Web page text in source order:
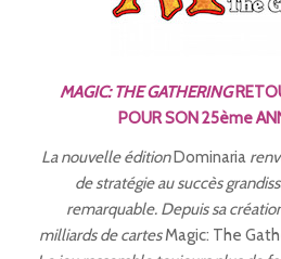
MAGIC: THE GATHERING
POUR SON 25ème
La nouvelle éditionDominaria
de stratégie au succès
remarquable. Depuis sa
milliards de cartesMagic: The